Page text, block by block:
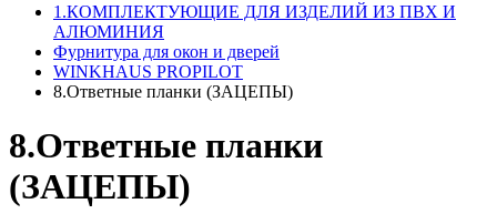
1.КОМПЛЕКТУЮЩИЕ ДЛЯ ИЗДЕЛИЙ ИЗ ПВХ И
АЛЮМИНИЯ
Фурнитура для окон и дверей
WINKHAUS PROPILOT
8.Ответные планки (ЗАЦЕПЫ)
8.Ответные планки
(ЗАЦЕПЫ)